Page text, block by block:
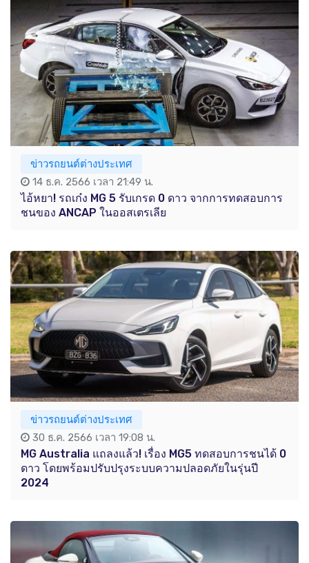
ข่าวรถยนต์ต่างประเทศ
14 ธ.ค. 2566 เวลา 21:49 น.
ไอ้หยา! รถเก๋ง MG 5 รับเกรด 0 ดาว จากการทดสอบการ
ชนของ ANCAP ในออสเตรเลีย
ข่าวรถยนต์ต่างประเทศ
30 ธ.ค. 2566 เวลา 19:08 น.
MG Australia แถลงแล้ว! เรื่อง MG5 ทดสอบการชนได้ 0
ดาว โดยพร้อมปรับปรุงระบบความปลอดภัยในรุ่นปี
2024